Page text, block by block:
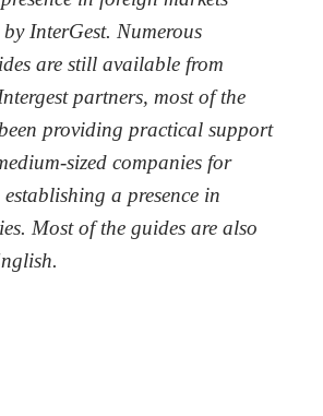
by InterGest. Numerous
are still available from
partners, most of the
providing practical support
sized companies for
a presence in
Most of the guides are also